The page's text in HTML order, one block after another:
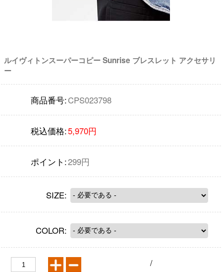
ルイヴィトンスーパーコピー Sunrise ブレスレット アクセサリ
ー
商品番号:CPS023798
税込価格:5,970円
ポイント:299円
SIZE:
COLOR:
/